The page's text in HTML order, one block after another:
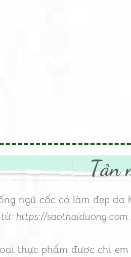
Tản
ngũ cốc có làm đẹp da
https://
thực phẩm được chị